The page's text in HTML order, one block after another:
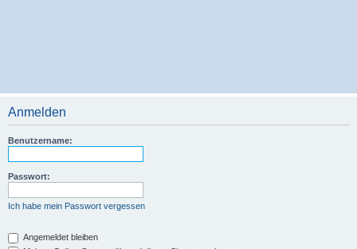
Anmelden
Benutzername:
Passwort:
Ich habe mein Passwort vergessen
Angemeldet bleiben